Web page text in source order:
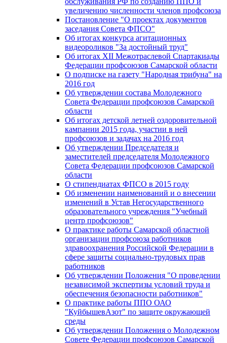
увеличению численности членов профсоюза
Постановление "О проектах документов
заседания Совета ФПСО"
Об итогах конкурса агитационных
видеороликов "За достойный труд"
Об итогах XII Межотраслевой Спартакиады
Федерации профсоюзов Самарской области
О подписке на газету "Народная трибуна" на
2016 год
Об утверждении состава Молодежного
Совета Федерации профсоюзов Самарской
области
Об итогах детской летней оздоровительной
кампании 2015 года, участии в ней
профсоюзов и задачах на 2016 год
Об утверждении Председателя и
заместителей председателя Молодежного
Совета Федерации профсоюзов Самарской
области
О стипендиатах ФПСО в 2015 году
Об изменении наименований и о внесении
изменений в Устав Негосударственного
образовательного учреждения "Учебный
центр профсоюзов"
О практике работы Самарской областной
организации профсоюза работников
здравоохранения Российской Федерации в
сфере защиты социально-трудовых прав
работников
Об утверждении Положения "О проведении
независимой экспертизы условий труда и
обеспечения безопасности работников"
О практике работы ППО ОАО
"КуйбышевАзот" по защите окружающей
среды
Об утверждении Положения о Молодежном
Совете Федерации профсоюзов Самарской